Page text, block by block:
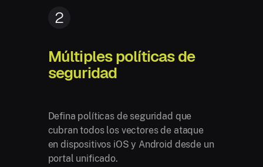
2
Múltiples políticas de
seguridad
Defina políticas de seguridad que
cubran todos los vectores de ataque
en dispositivos iOS y Android desde un
portal unificado.